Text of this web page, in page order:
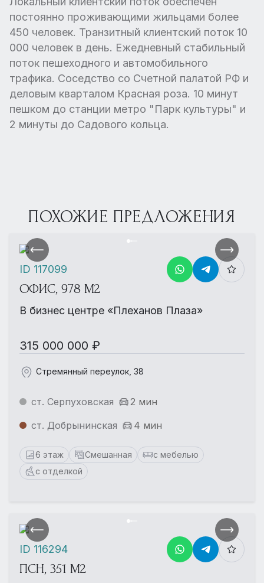
постоянно проживающими жильцами более
450 человек. Транзитный клиентский поток 10
000 человек в день. Ежедневный стабильный
поток пешеходного и автомобильного
трафика. Соседство со Счетной палатой РФ и
деловым кварталом Красная роза. 10 минут
пешком до станции метро "Парк культуры" и
2 минуты до Садового кольца.
ПОХОЖИЕ ПРЕДЛОЖЕНИЯ
ОФИС, 978 М2
В бизнес центре «Плеханов Плаза»
315 000 000 ₽
Стремянный переулок, 38
ст. Серпуховская
2 мин
ст. Добрынинская
4 мин
6 этаж Смешанная
с мебелью
с отделкой
ID 117099
ПСН, 351 М2
ID 116294